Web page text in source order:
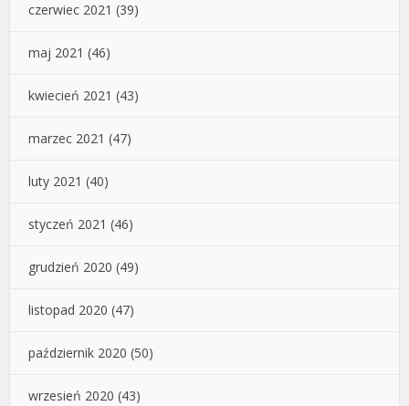
czerwiec 2021 (39)
maj 2021 (46)
kwiecień 2021 (43)
marzec 2021 (47)
luty 2021 (40)
styczeń 2021 (46)
grudzień 2020 (49)
listopad 2020 (47)
październik 2020 (50)
wrzesień 2020 (43)